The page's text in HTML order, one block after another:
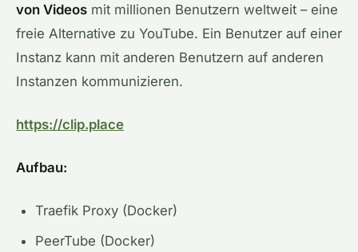
von Videos mit millionen Benutzern weltweit – eine
freie Alternative zu YouTube. Ein Benutzer auf einer
Instanz kann mit anderen Benutzern auf anderen
Instanzen kommunizieren.
https://clip.place
Aufbau:
Traefik Proxy (Docker)
PeerTube (Docker)